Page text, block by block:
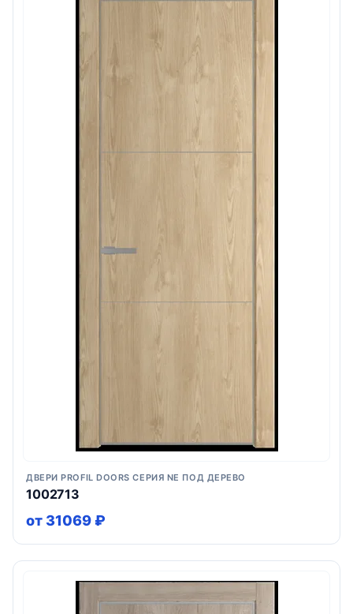
ДВЕРИ PROFIL DOORS СЕРИЯ NE ПОД ДЕРЕВО
1002713
от 31069 ₽